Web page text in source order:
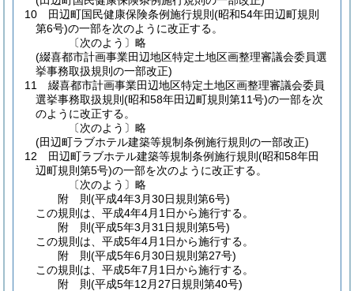
10
田辺町国民健康保険条例施行規則 (昭和54年田辺町規則
第6号)の一部を次のように改正する。
〔次のよう〕略
(綴喜都市計画事業田辺地区特定土地区画整理審議会委員選
挙事務取扱規則の一部改正)
11
綴喜都市計画事業田辺地区特定土地区画整理審議会委員
選挙事務取扱規則 (昭和58年田辺町規則第11号)の一部を次
のように改正する。
〔次のよう〕略
(田辺町ラブホテル建築等規制条例施行規則の一部改正)
12
田辺町ラブホテル建築等規制条例施行規則 (昭和58年田
辺町規則第5号)の一部を次のように改正する。
〔次のよう〕略
附 則(平成4年3月30日規則第6号)
この規則は、平成4年4月1日から施行する。
附 則(平成5年3月31日規則第5号)
この規則は、平成5年4月1日から施行する。
附 則(平成5年6月30日規則第27号)
この規則は、平成5年7月1日から施行する。
附 則(平成5年12月27日規則第40号)